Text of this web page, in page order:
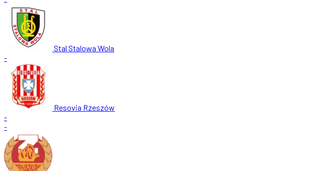
Stal Stalowa Wola
-
Resovia Rzeszów
-
-